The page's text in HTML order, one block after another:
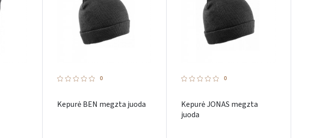
0
Kepurė BEN megzta juoda
0
Kepurė JONAS megzta
juoda